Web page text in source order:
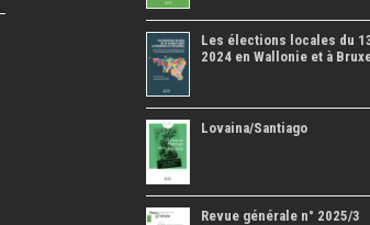
Les élections locales du
2024 en Wallonie et à
Lovaina/Santiago
Revue générale n° 2025/3